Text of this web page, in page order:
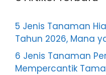
5 Jenis Tanaman
Tahun 2026, Mana
6 Jenis Tanaman
Mempercantik